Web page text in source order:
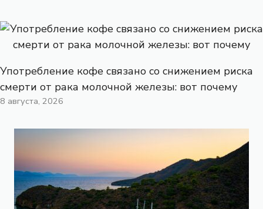
Употребление кофе связано со снижением риска
смерти от рака молочной железы: вот почему
8 августа, 2026